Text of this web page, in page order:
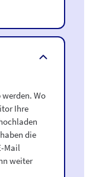
Wo
Ihre
die
Mail
weiter